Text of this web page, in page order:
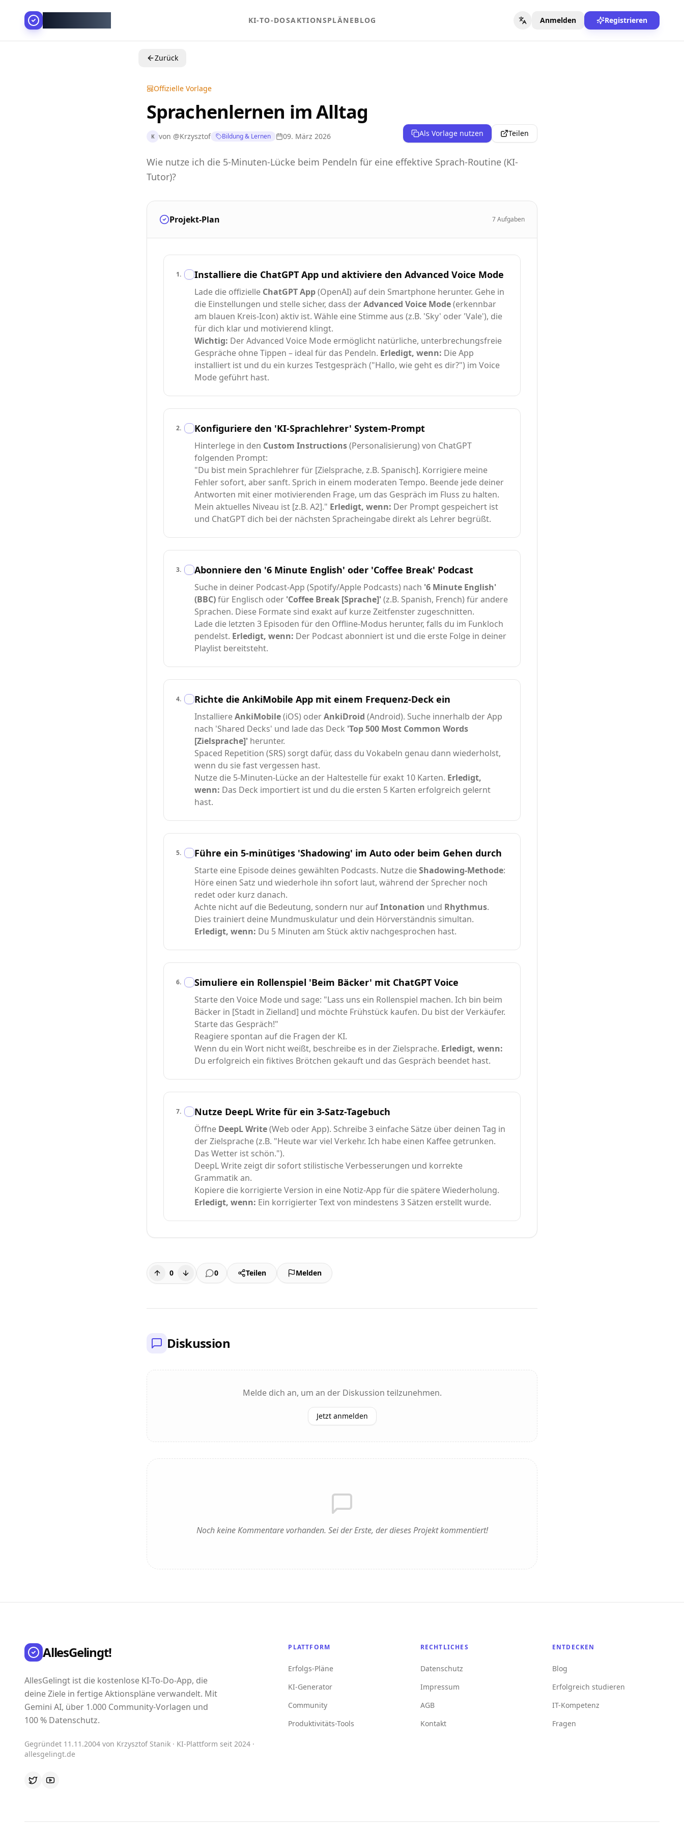
KI-TO-DOSAKTIONSPLÄNEBLOG Anmelden Registrieren
Zurück
Offizielle Vorlage
Sprachenlernen im Alltag
K von @Krzysztof Bildung & Lernen 09. März 2026 Als Vorlage nutzen Teilen
Wie nutze ich die 5-Minuten-Lücke beim Pendeln für eine effektive Sprach-Routine (KI-
Tutor)?
Projekt-Plan 7Aufgaben
1. Installiere die ChatGPT App und aktiviere den Advanced Voice Mode
Lade die offizielle ChatGPT App(OpenAI) auf dein Smartphone herunter. Gehe in
die Einstellungen und stelle sicher, dass derAdvanced Voice Mode(erkennbar
am blauen Kreis-Icon) aktiv ist. Wähle eine Stimme aus (z.B. 'Sky' oder 'Vale'), die
für dich klar und motivierend klingt.
Wichtig: Der Advanced Voice Mode ermöglicht natürliche, unterbrechungsfreie
Gespräche ohne Tippen – ideal für das Pendeln. Erledigt, wenn: Die App
installiert ist und du ein kurzes Testgespräch ("Hallo, wie geht es dir?") im Voice
Mode geführt hast.
2. Konfiguriere den 'KI-Sprachlehrer' System-Prompt
Hinterlege in den Custom Instructions(Personalisierung) von ChatGPT
folgenden Prompt:
"Du bist mein Sprachlehrer für [Zielsprache, z.B. Spanisch]. Korrigiere meine
Fehler sofort, aber sanft. Sprich in einem moderaten Tempo. Beende jede deiner
Antworten mit einer motivierenden Frage, um das Gespräch im Fluss zu halten.
Mein aktuelles Niveau ist [z.B. A2]." Erledigt, wenn: Der Prompt gespeichert ist
und ChatGPT dich bei der nächsten Spracheingabe direkt als Lehrer begrüßt.
3. Abonniere den '6 Minute English' oder 'Coffee Break' Podcast
Suche in deiner Podcast-App (Spotify/Apple Podcasts) nach '6 Minute English'
(BBC)für Englisch oder 'Coffee Break [Sprache]'(z.B. Spanish, French) für andere
Sprachen. Diese Formate sind exakt auf kurze Zeitfenster zugeschnitten.
Lade die letzten 3 Episoden für den Offline-Modus herunter, falls du im Funkloch
pendelst. Erledigt, wenn: Der Podcast abonniert ist und die erste Folge in deiner
Playlist bereitsteht.
4. Richte die AnkiMobile App mit einem Frequenz-Deck ein
InstalliereAnkiMobile(iOS) oderAnkiDroid (Android). Suche innerhalb der App
nach 'Shared Decks' und lade das Deck 'Top 500 Most Common Words
[Zielsprache]' herunter.
Spaced Repetition (SRS) sorgt dafür, dass du Vokabeln genau dann wiederholst,
wenn du sie fast vergessen hast.
Nutze die 5-Minuten-Lücke an der Haltestelle für exakt 10 Karten. Erledigt,
wenn: Das Deck importiert ist und du die ersten 5 Karten erfolgreich gelernt
hast.
5. Führe ein 5-minütiges 'Shadowing' im Auto oder beim Gehen durch
Starte eine Episode deines gewählten Podcasts. Nutze dieShadowing-Methode:
Höre einen Satz und wiederhole ihn sofort laut, während der Sprecher noch
redet oder kurz danach.
Achte nicht auf die Bedeutung, sondern nur aufIntonation und Rhythmus.
Dies trainiert deine Mundmuskulatur und dein Hörverständnis simultan.
Erledigt, wenn: Du 5 Minuten am Stück aktiv nachgesprochen hast.
6. Simuliere ein Rollenspiel 'Beim Bäcker' mit ChatGPT Voice
Starte den Voice Mode und sage: "Lass uns ein Rollenspiel machen. Ich bin beim
Bäcker in [Stadt in Zielland] und möchte Frühstück kaufen. Du bist der Verkäufer.
Starte das Gespräch!"
Reagiere spontan auf die Fragen der KI.
Wenn du ein Wort nicht weißt, beschreibe es in der Zielsprache. Erledigt, wenn:
Du erfolgreich ein fiktives Brötchen gekauft und das Gespräch beendet hast.
7. Nutze DeepL Write für ein 3-Satz-Tagebuch
Öffne DeepL Write(Web oder App). Schreibe 3 einfache Sätze über deinen Tag in
der Zielsprache (z.B. "Heute war viel Verkehr. Ich habe einen Kaffee getrunken.
Das Wetter ist schön.").
DeepL Write zeigt dir sofort stilistische Verbesserungen und korrekte
Grammatik an.
Kopiere die korrigierte Version in eine Notiz-App für die spätere Wiederholung.
Erledigt, wenn: Ein korrigierter Text von mindestens 3 Sätzen erstellt wurde.
0 0 Teilen Melden
Diskussion
Melde dich an, um an der Diskussion teilzunehmen.
Jetzt anmelden
Noch keine Kommentare vorhanden. Sei der Erste, der dieses Projekt kommentiert!
AllesGelingt!
AllesGelingt ist die kostenlose KI-To-Do-App, die
deine Ziele in fertige Aktionspläne verwandelt. Mit
Gemini AI, über 1.000 Community-Vorlagen und
100 % Datenschutz.
Gegründet 11.11.2004 von Krzysztof Stanik · KI-Plattform seit 2024 ·
allesgelingt.de
PLATTFORM
Erfolgs-Pläne
KI-Generator
Community
Produktivitäts-Tools
RECHTLICHES
Datenschutz
Impressum
AGB
Kontakt
ENTDECKEN
Blog
Erfolgreich studieren
IT-Kompetenz
Fragen